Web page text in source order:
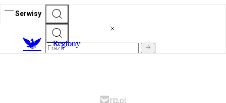
Serwisy
Regiony